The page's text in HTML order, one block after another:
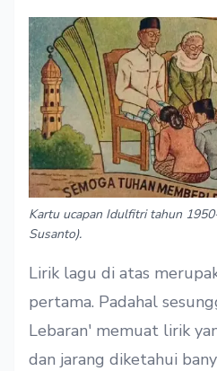
Kartu ucapan Idulfitri tahun
Susanto).
Lirik lagu di atas
pertama. Padahal
Lebaran' memuat lirik
dan jarang diketahui